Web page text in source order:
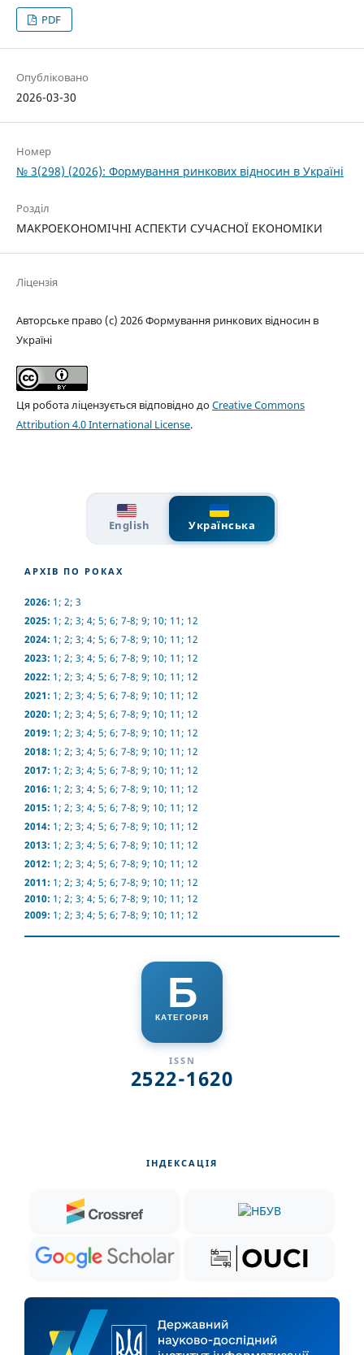
PDF
Опубліковано
2026-03-30
Номер
№ 3(298) (2026): Формування ринкових відносин в Україні
Розділ
МАКРОЕКОНОМІЧНІ АСПЕКТИ СУЧАСНОЇ ЕКОНОМІКИ
Ліцензія
Авторське право (c) 2026 Формування ринкових відносин в
Україні
Ця робота ліцензується відповідно доCreative Commons
Attribution 4.0 International License.
English Українська
АРХІВ ПО РОКАХ
2026: 1; 2; 3
2025: 1; 2; 3; 4; 5; 6; 7-8; 9; 10; 11; 12
2024: 1; 2; 3; 4; 5; 6; 7-8; 9; 10; 11; 12
2023: 1; 2; 3; 4; 5; 6; 7-8; 9; 10; 11; 12
2022: 1; 2; 3; 4; 5; 6; 7-8; 9; 10; 11; 12
2021: 1; 2; 3; 4; 5; 6; 7-8; 9; 10; 11; 12
2020: 1; 2; 3; 4; 5; 6; 7-8; 9; 10; 11; 12
2019: 1; 2; 3; 4; 5; 6; 7-8; 9; 10; 11; 12
2018: 1; 2; 3; 4; 5; 6; 7-8; 9; 10; 11; 12
2017: 1; 2; 3; 4; 5; 6; 7-8; 9; 10; 11; 12
2016: 1; 2; 3; 4; 5; 6; 7-8; 9; 10; 11; 12
2015: 1; 2; 3; 4; 5; 6; 7-8; 9; 10; 11; 12
2014: 1; 2; 3; 4; 5; 6; 7-8; 9; 10; 11; 12
2013: 1; 2; 3; 4; 5; 6; 7-8; 9; 10; 11; 12
2012: 1; 2; 3; 4; 5; 6; 7-8; 9; 10; 11; 12
2011: 1; 2; 3; 4; 5; 6; 7-8; 9; 10; 11; 12
2010: 1; 2; 3; 4; 5; 6; 7-8; 9; 10; 11; 12
2009: 1; 2; 3; 4; 5; 6; 7-8; 9; 10; 11; 12
Б
КАТЕГОРІЯ
ISSN
2522-1620
ІНДЕКСАЦІЯ